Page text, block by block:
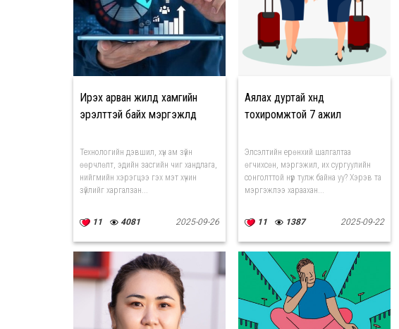
Ирэх арван жилд хамгийн
эрэлттэй байх мэргэжлүүд
Технологийн дэвшил, хүн ам зүйн
өөрчлөлт, эдийн засгийн чиг хандлага,
нийгмийн хэрэгцээ гэх мэт хүчин
зүйлийг харгалзан...
11 4081 2025-09-26
Аялах дуртай хүнд
тохиромжтой 7 ажил
Элсэлтийн ерөнхий шалгалтаа
өгчихсөн, мэргэжил, их сургуулийн
сонголттой нүүр тулж байна уу? Хэрэв та
мэргэжлээ хараахан...
11 1387 2025-09-22